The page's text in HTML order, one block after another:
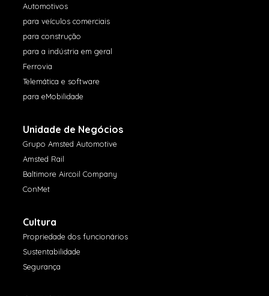
Automotivos
para veículos comerciais
para construção
para a indústria em geral
Ferrovia
Telemática e software
para eMobilidade
Unidade de Negócios
Grupo Amsted Automotive
Amsted Rail
Baltimore Aircoil Company
ConMet
Cultura
Propriedade dos funcionários
Sustentabilidade
Segurança